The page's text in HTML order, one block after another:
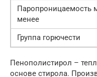
Паропроницаемость
менее
Группа горючести
Пенополистирол –
основе стирола.